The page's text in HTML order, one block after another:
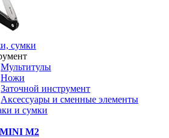
сумки
Мультитулы
Ножи
Заточной инструмент
Аксессуары и сменные элементы
и сумки
M2